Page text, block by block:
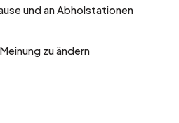
und an Abholstationen
zu ändern